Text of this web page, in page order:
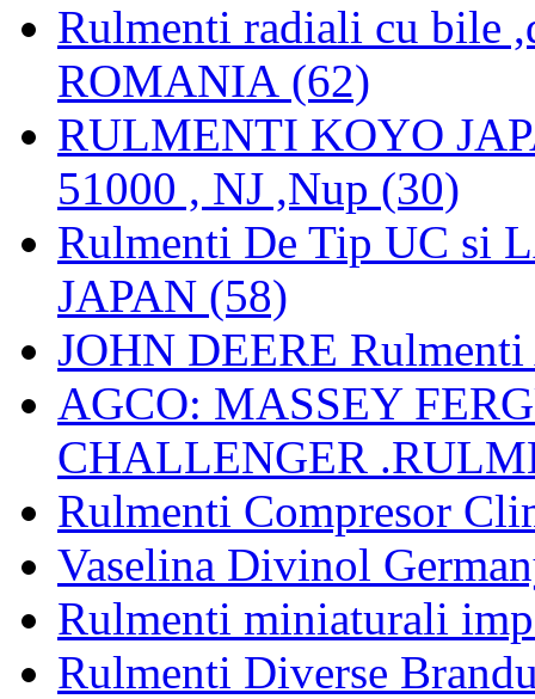
Rulmenti radiali cu bile
ROMANIA (62)
RULMENTI KOYO
51000 , NJ ,Nup (30)
Rulmenti De Tip UC si
JAPAN (58)
JOHN DEERE
AGCO: MASSEY
CHALLENGER
Rulmenti Compresor
Vaselina Divinol
Rulmenti miniaturali
Rulmenti Diverse